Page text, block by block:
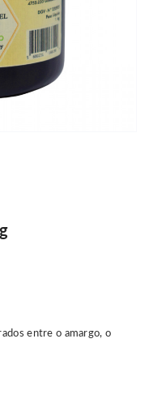
entre o amargo, o